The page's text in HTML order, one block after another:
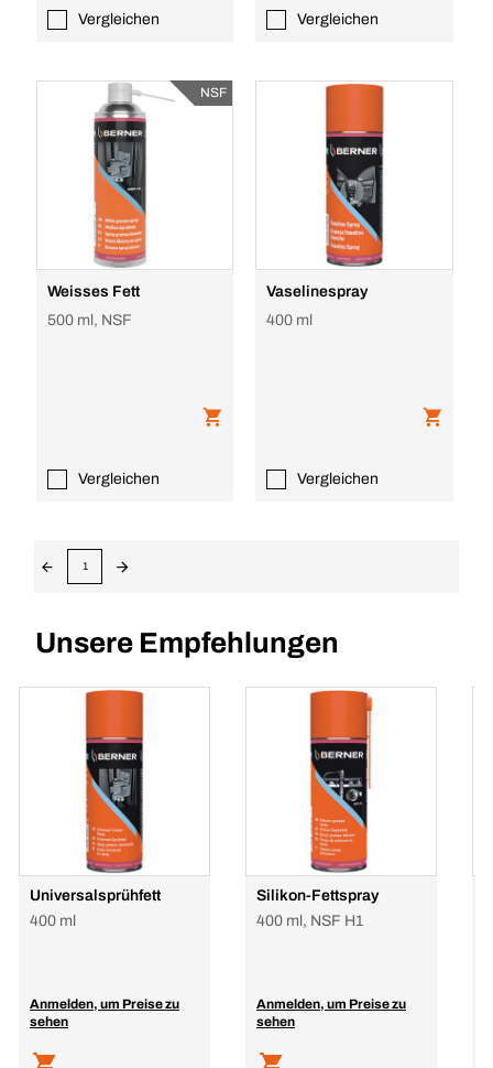
Vergleichen Vergleichen
NSF
Weisses Fett
500 ml, NSF
Vergleichen
Vaselinespray
400 ml
Vergleichen
1
Unsere Empfehlungen
Universalsprühfett
400 ml
Anmelden, um Preise zu
sehen
Silikon-Fettspray
400 ml, NSF H1
Anmelden, um Preise zu
sehen